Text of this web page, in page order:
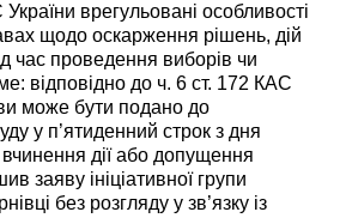
врегульовані особливості
щодо оскарження рішень, дій
час проведення виборів чи
відповідно до ч. 6 ст. 172 КАС
може бути подано до
у п’ятиденний строк з дня
дії або допущення
заяву ініціативної групи
без розгляду у зв’язку із